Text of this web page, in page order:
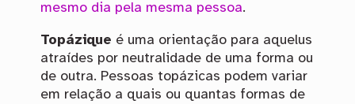
mesmo dia pela mesma pessoa.
Topázique é uma orientação para aquelus
atraídes por neutralidade de uma forma ou
de outra. Pessoas topázicas podem variar
em relação a quais ou quantas formas de